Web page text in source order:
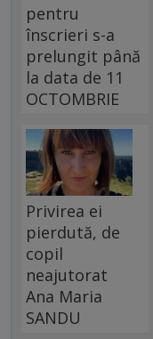
pentru
înscrieri s-a
prelungit până
la data de 11
OCTOMBRIE
Privirea ei
pierdută, de
copil
neajutorat
Ana Maria
SANDU